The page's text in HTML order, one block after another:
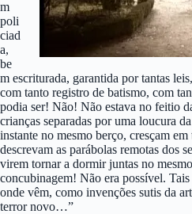
m
poli
ciad
a,
be
m escriturada, garantida por tantas
com tanto registro de batismo, com
podia ser! Não! Não estava no feitio
crianças separadas por uma loucura
instante no mesmo berço, cresçam em
descrevam as parábolas remotas dos
virem tornar a dormir juntas no
concubinagem! Não era possível.
onde vêm, como invenções sutis da
terror novo…”